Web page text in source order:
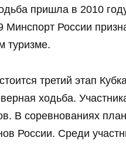
пришла в 2010
Минспорт России
туризме.
третий этап
ходьба.
В соревнованиях
России. Среди